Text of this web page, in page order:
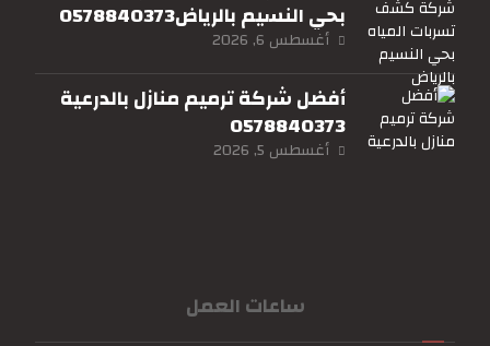
بحي النسيم بالرياض0578840373
أغسطس 6, 2026
أفضل شركة ترميم منازل بالدرعية
0578840373
أغسطس 5, 2026
ساعات العمل